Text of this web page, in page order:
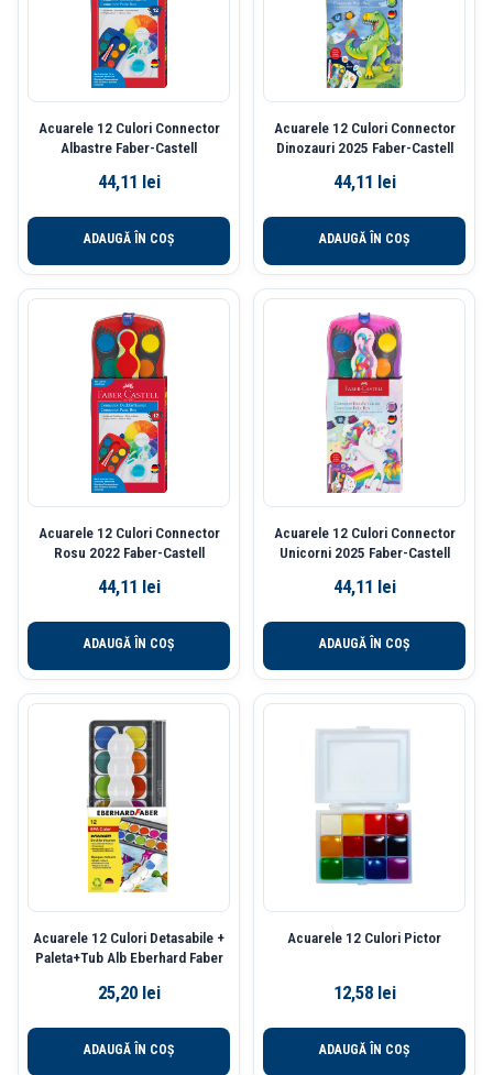
Acuarele 12 Culori Connector
Albastre Faber-Castell
44,11 lei
ADAUGĂ ÎN COȘ
Acuarele 12 Culori Connector
Dinozauri 2025 Faber-Castell
44,11 lei
ADAUGĂ ÎN COȘ
Acuarele 12 Culori Connector
Rosu 2022 Faber-Castell
44,11 lei
ADAUGĂ ÎN COȘ
Acuarele 12 Culori Connector
Unicorni 2025 Faber-Castell
44,11 lei
ADAUGĂ ÎN COȘ
Acuarele 12 Culori Detasabile +
Paleta+Tub Alb Eberhard Faber
25,20 lei
ADAUGĂ ÎN COȘ
Acuarele 12 Culori Pictor
12,58 lei
ADAUGĂ ÎN COȘ